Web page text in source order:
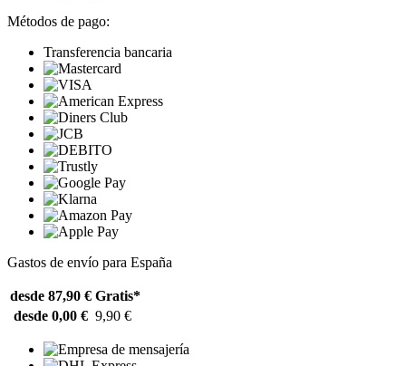
Métodos de pago:
Transferencia bancaria
Gastos de envío para España
desde 87,90 € Gratis*
desde 0,00 € 9,90 €